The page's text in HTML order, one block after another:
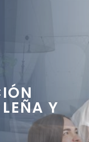
Y